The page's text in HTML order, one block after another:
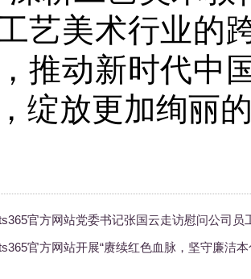
艺美术行业的
推动新时代中
绽放更加绚丽
官方网站党委书记张国云走访慰问公司员
官方网站开展“赓续红色血脉，坚守廉洁